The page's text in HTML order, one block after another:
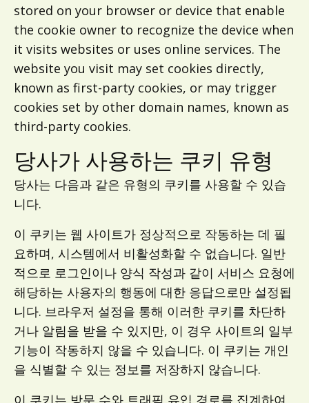
stored on your browser or device that enable
the cookie owner to recognize the device when
it visits websites or uses online services. The
website you visit may set cookies directly,
known as first-party cookies, or may trigger
cookies set by other domain names, known as
third-party cookies.
당사가 사용하는 쿠키 유형
당사는 다음과 같은 유형의 쿠키를 사용할 수 있습
니다.
이 쿠키는 웹 사이트가 정상적으로 작동하는 데 필
요하며, 시스템에서 비활성화할 수 없습니다. 일반
적으로 로그인이나 양식 작성과 같이 서비스 요청에
해당하는 사용자의 행동에 대한 응답으로만 설정됩
니다. 브라우저 설정을 통해 이러한 쿠키를 차단하
거나 알림을 받을 수 있지만, 이 경우 사이트의 일부
기능이 작동하지 않을 수 있습니다. 이 쿠키는 개인
을 식별할 수 있는 정보를 저장하지 않습니다.
이 쿠키는 방문 수와 트래픽 유입 경로를 집계하여